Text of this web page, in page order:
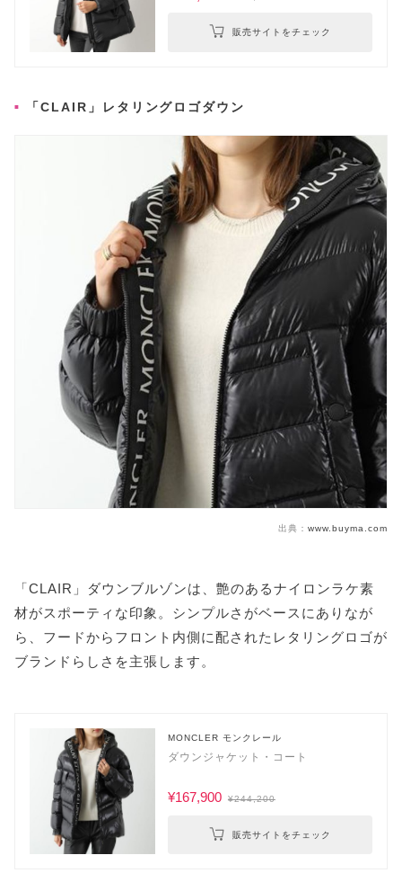
販売サイトをチェック
「CLAIR」レタリングロゴダウン
出典： www.buyma.com
「CLAIR」ダウンブルゾンは、艶のあるナイロンラケ素
材がスポーティな印象。シンプルさがベースにありなが
ら、フードからフロント内側に配されたレタリングロゴが
ブランドらしさを主張します。
MONCLER モンクレール
ダウンジャケット・コート
¥167,900 ¥244,200
販売サイトをチェック